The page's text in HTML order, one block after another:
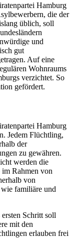
Hamburg
die der
üblich, soll
und
gut
Auf eine
Wohnraums
verzichtet. So
gefördert.
Hamburg
Jedem Flüchtling,
der
zu gewähren.
werden die
Rahmen von
von
familiäre und
Schritt soll
mit den
erlauben frei